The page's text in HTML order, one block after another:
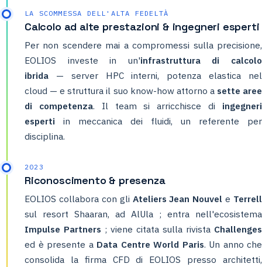
LA SCOMMESSA DELL'ALTA FEDELTÀ
Calcolo ad alte prestazioni & ingegneri esperti
Per non scendere mai a compromessi sulla precisione,
EOLIOS investe in un'infrastruttura di calcolo
ibrida — server HPC interni, potenza elastica nel
cloud — e struttura il suo know-how attorno a sette aree
di competenza. Il team si arricchisce di ingegneri
esperti in meccanica dei fluidi, un referente per
disciplina.
2023
Riconoscimento & presenza
EOLIOS collabora con gli Ateliers Jean Nouvel e Terrell
sul resort Shaaran, ad AlUla ; entra nell'ecosistema
Impulse Partners ; viene citata sulla rivista Challenges
ed è presente a Data Centre World Paris. Un anno che
consolida la firma CFD di EOLIOS presso architetti,